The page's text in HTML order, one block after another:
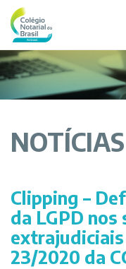
NOTÍCIAS
Clipping –
da LGPD nos
23/2020 da